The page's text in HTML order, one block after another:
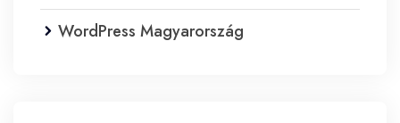
WordPress Magyarország